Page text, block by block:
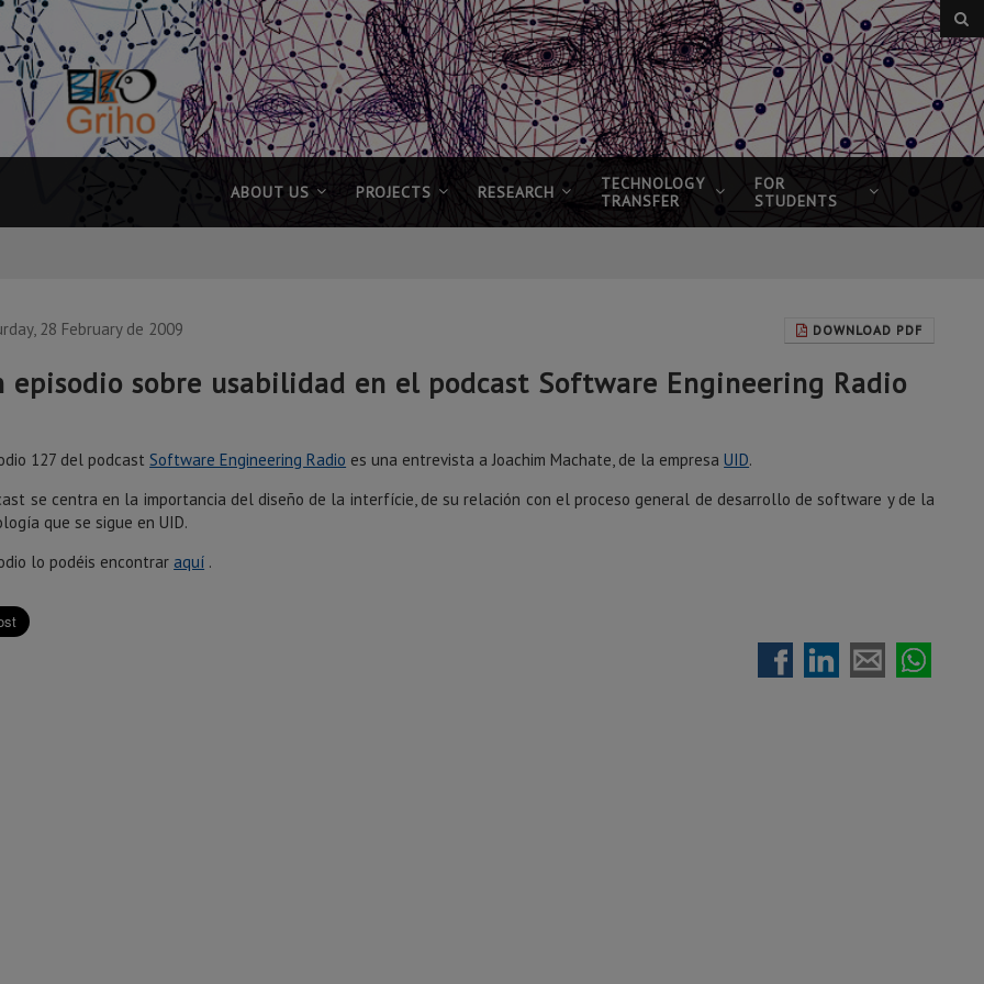
ABOUT US PROJECTS RESEARCH
TECHNOLOGY
TRANSFER
FOR
STUDENTS
DOWNLOAD PDF
28 February de 2009
episodio sobre usabilidad en el podcast Software Engineering Radio
127 del podcastSoftware Engineering Radio es una entrevista a Joachim Machate, de la empresaUID.
se centra en la importancia del diseño de la interfície, de su relación con el proceso general de desarrollo de software y de la
que se sigue en UID.
lo podéis encontraraquí .